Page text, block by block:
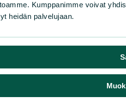
Kumppanimme voivat
heidän palvelujaan.